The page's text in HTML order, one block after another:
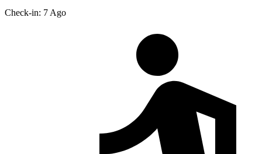
Check-in: 7 Ago